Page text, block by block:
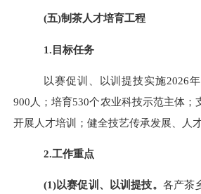
(五)制茶人才培育工程
1.目标任务
以赛促训、以训提技实施2026
900 人；培育530个农业科技示范主体；
开展人才培训；健全技艺传承发展、人
2.工作重点
(1)以赛促训、以训提技。 各产茶